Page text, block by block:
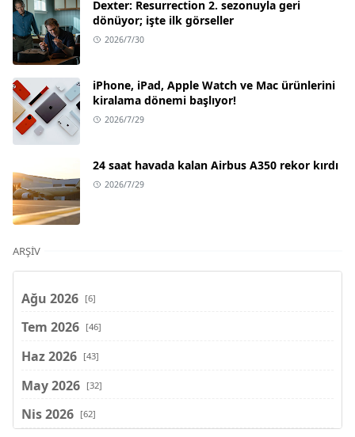
Dexter: Resurrection 2. sezonuyla geri
dönüyor; işte ilk görseller
2026/7/30
iPhone, iPad, Apple Watch ve Mac ürünlerini
kiralama dönemi başlıyor!
2026/7/29
24 saat havada kalan Airbus A350 rekor kırdı
2026/7/29
ARŞIV
Ağu 2026 [6]
Tem 2026 [46]
Haz 2026 [43]
May 2026 [32]
Nis 2026 [62]